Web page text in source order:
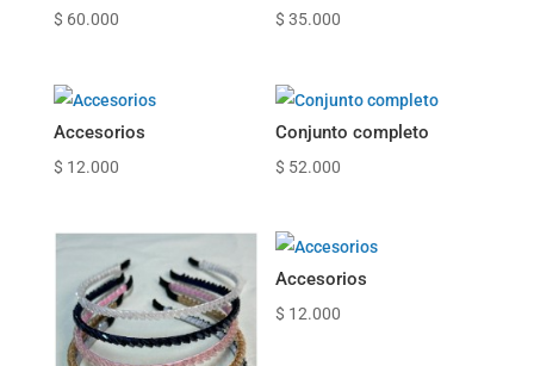
$ 60.000 $ 35.000
Accesorios
$ 12.000
Conjunto completo
$ 52.000
Accesorios
$ 12.000